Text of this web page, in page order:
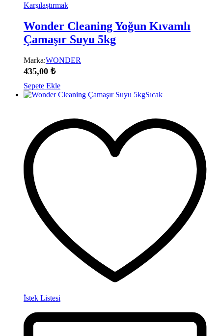
Karşılaştırmak
Wonder Cleaning Yoğun Kıvamlı
Çamaşır Suyu 5kg
Marka:WONDER
435,00 ₺
Sepete Ekle
Sıcak
İstek Listesi